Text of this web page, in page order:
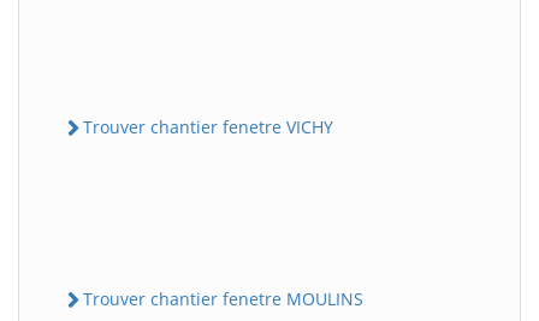
Trouver chantier fenetre VICHY
Trouver chantier fenetre MOULINS